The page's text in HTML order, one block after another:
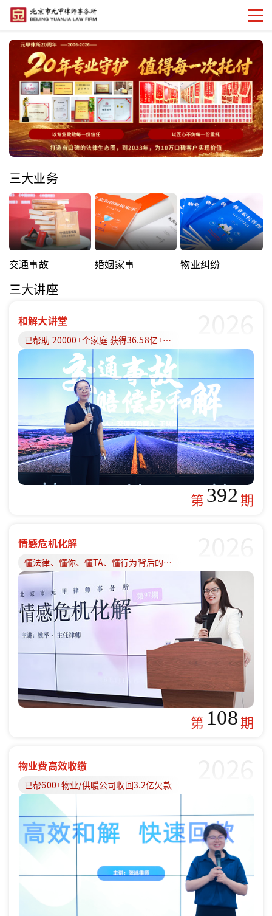
三大业务
交通事故 婚姻家事 物业纠纷
三大讲座
和解大讲堂
已帮助 20000+个家庭 获得36.58亿+赔偿款
第392期
情感危机化解
懂法律、懂你、懂TA、懂行为背后的原因
第 108期
物业费高效收缴
已帮600+物业/供暖公司收回3.2亿欠款